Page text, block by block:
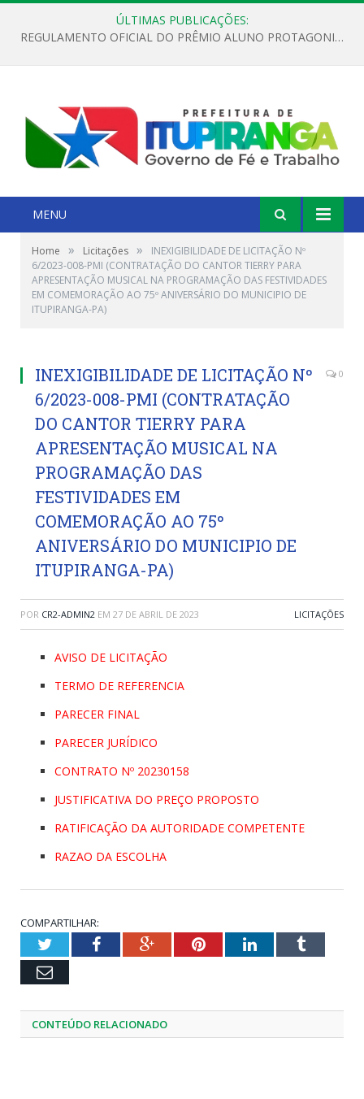
ÚLTIMAS PUBLICAÇÕES:
REGULAMENTO OFICIAL DO PRÊMIO ALUNO PROTAGONISTA – EDIÇÃO 2026
MENU
Home » Licitações »
INEXIGIBILIDADE DE LICITAÇÃO Nº
6/2023-008-PMI (CONTRATAÇÃO DO CANTOR TIERRY PARA
APRESENTAÇÃO MUSICAL NA PROGRAMAÇÃO DAS FESTIVIDADES
EM COMEMORAÇÃO AO 75º ANIVERSÁRIO DO MUNICIPIO DE
ITUPIRANGA-PA)
INEXIGIBILIDADE DE LICITAÇÃO Nº
6/2023-008-PMI (CONTRATAÇÃO
DO CANTOR TIERRY PARA
APRESENTAÇÃO MUSICAL NA
PROGRAMAÇÃO DAS
FESTIVIDADES EM
COMEMORAÇÃO AO 75º
ANIVERSÁRIO DO MUNICIPIO DE
ITUPIRANGA-PA)
0
POR CR2-ADMIN2 EM 27 DE ABRIL DE 2023 LICITAÇÕES
AVISO DE LICITAÇÃO
TERMO DE REFERENCIA
PARECER FINAL
PARECER JURÍDICO
CONTRATO Nº 20230158
JUSTIFICATIVA DO PREÇO PROPOSTO
RATIFICAÇÃO DA AUTORIDADE COMPETENTE
RAZAO DA ESCOLHA
COMPARTILHAR:
TwitterFacebookGoogle+PinterestLinkedInTumblr
Email
CONTEÚDO RELACIONADO